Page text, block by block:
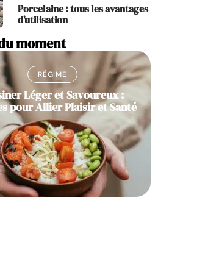
Porcelaine : tous les avantages
d’utilisation
moment
RÉGIME
Léger et Savoureux :
pour Allier Plaisir et Santé